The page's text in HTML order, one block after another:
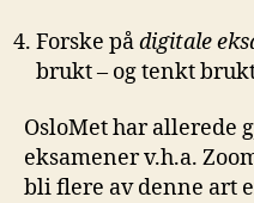
Forske pådigitale
brukt – og tenkt
OsloMet har allerede
eksamener v.h.a.
bli flere av denne art